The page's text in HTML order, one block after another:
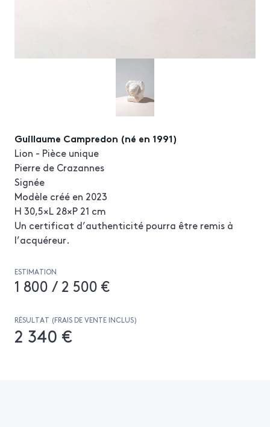
Guillaume Campredon (né en 1991)
Lion - Pièce unique
Pierre de Crazannes
Signée
Modèle créé en 2023
H 30,5×L 28×P 21 cm
Un certificat d’authenticité pourra être remis à
l’acquéreur.
ESTIMATION
1 800 / 2 500 €
RÉSULTAT (FRAIS DE VENTE INCLUS)
2 340 €